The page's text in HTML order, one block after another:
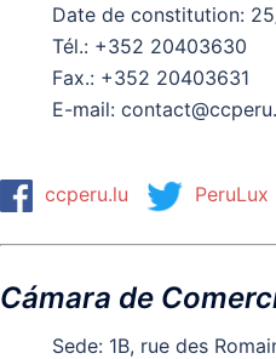
Date de constitution:
Tél.: +352 20403630
Fax.: +352 20403631
E-mail:
ccperu.lu PeruLux
Cámara de
Sede: 1B, rue des